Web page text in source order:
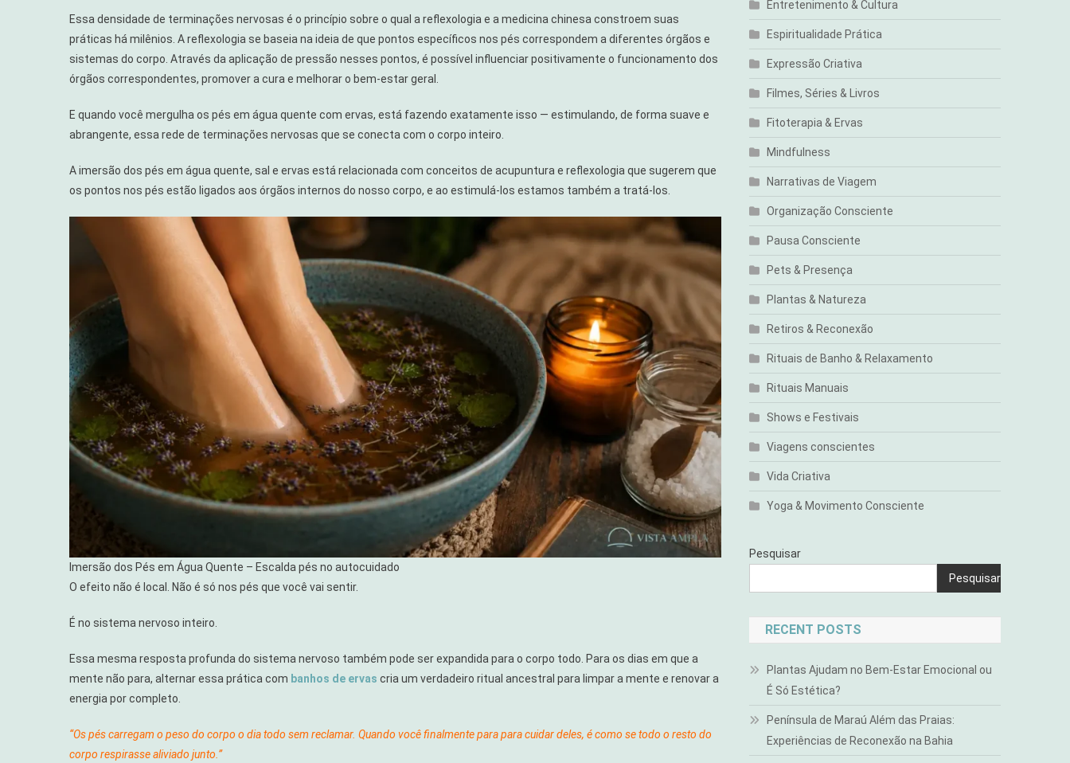
Essa densidade de terminações nervosas é o princípio sobre o qual a reflexologia e a medicina chinesa constroem suas
práticas há milênios. A reflexologia se baseia na ideia de que pontos específicos nos pés correspondem a diferentes órgãos e
sistemas do corpo. Através da aplicação de pressão nesses pontos, é possível influenciar positivamente o funcionamento dos
órgãos correspondentes, promover a cura e melhorar o bem-estar geral.
E quando você mergulha os pés em água quente com ervas, está fazendo exatamente isso — estimulando, de forma suave e
abrangente, essa rede de terminações nervosas que se conecta com o corpo inteiro.
A imersão dos pés em água quente, sal e ervas está relacionada com conceitos de acupuntura e reflexologia que sugerem que
os pontos nos pés estão ligados aos órgãos internos do nosso corpo, e ao estimulá-los estamos também a tratá-los.
Imersão dos Pés em Água Quente – Escalda pés no autocuidado
O efeito não é local. Não é só nos pés que você vai sentir.
É no sistema nervoso inteiro.
Essa mesma resposta profunda do sistema nervoso também pode ser expandida para o corpo todo. Para os dias em que a
mente não para, alternar essa prática com banhos de ervas cria um verdadeiro ritual ancestral para limpar a mente e renovar a
energia por completo.
“Os pés carregam o peso do corpo o dia todo sem reclamar. Quando você finalmente para para cuidar deles, é como se todo o resto do
corpo respirasse aliviado junto.”
Entretenimento & Cultura
Espiritualidade Prática
Expressão Criativa
Filmes, Séries & Livros
Fitoterapia & Ervas
Mindfulness
Narrativas de Viagem
Organização Consciente
Pausa Consciente
Pets & Presença
Plantas & Natureza
Retiros & Reconexão
Rituais de Banho & Relaxamento
Rituais Manuais
Shows e Festivais
Viagens conscientes
Vida Criativa
Yoga & Movimento Consciente
Pesquisar
Pesquisar
RECENT POSTS
Plantas Ajudam no Bem-Estar Emocional ou
É Só Estética?
Península de Maraú Além das Praias:
Experiências de Reconexão na Bahia